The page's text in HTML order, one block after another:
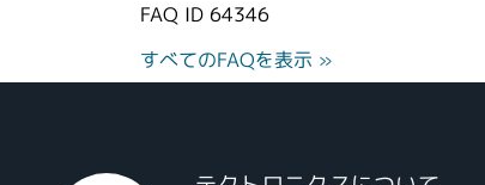
FAQ ID 64346
すべてのFAQを表示 »